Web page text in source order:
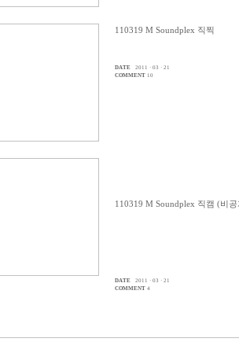
110319 M Soundplex 직찍
DATE
2011 · 03 · 21
COMMENT 10
110319 M Soundplex 직캠 (비
DATE
2011 · 03 · 21
COMMENT 4